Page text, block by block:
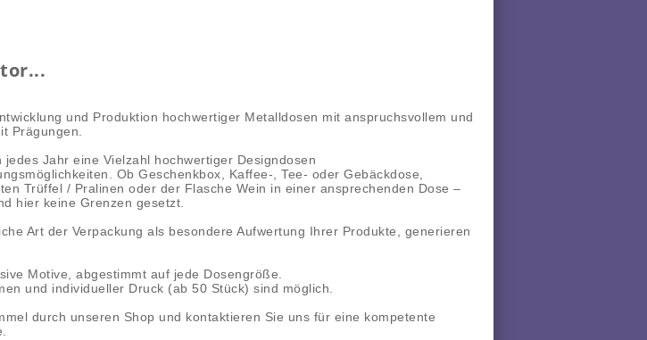
und Produktion hochwertiger Metalldosen mit anspruchsvollem und
Prägungen.
Jahr eine Vielzahl hochwertiger Designdosen
Ob Geschenkbox, Kaffee-, Tee- oder Gebäckdose,
Trüffel / Pralinen oder der Flasche Wein in einer ansprechenden Dose –
hier keine Grenzen gesetzt.
Art der Verpackung als besondere Aufwertung Ihrer Produkte, generieren
Motive, abgestimmt auf jede Dosengröße.
und individueller Druck (ab 50 Stück) sind möglich.
durch unseren Shop und kontaktieren Sie uns für eine kompetente